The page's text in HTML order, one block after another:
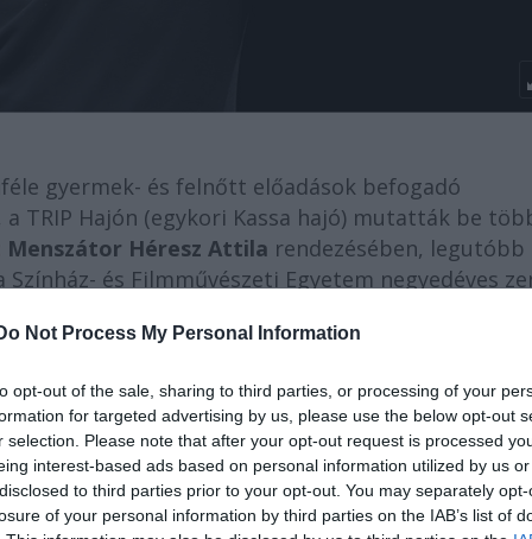
Not Process My Personal Information
opt-out of the sale, sharing to third parties, or processing of your
for targeted advertising by us, please use the below opt-out
selection. Please note that after your opt-out request is processed
interest-based ads based on personal information utilized by us
to third parties prior to your opt-out. You may separately
of your personal information by third parties on the IAB’s list of
gyermek- és felnőtt előadások befogadó
TRIP Hajón (egykori Kassa hajó) mutatták be
Menszátor Héresz Attila rendezésében, legutóbb
és Filmművészeti Egyetem negyedéves
elindult utazás (trip), vagy a hajóval együtt
eléggé lesújtó kritikákat kapott. Ennyi idő távlatából
vontál le belőle?